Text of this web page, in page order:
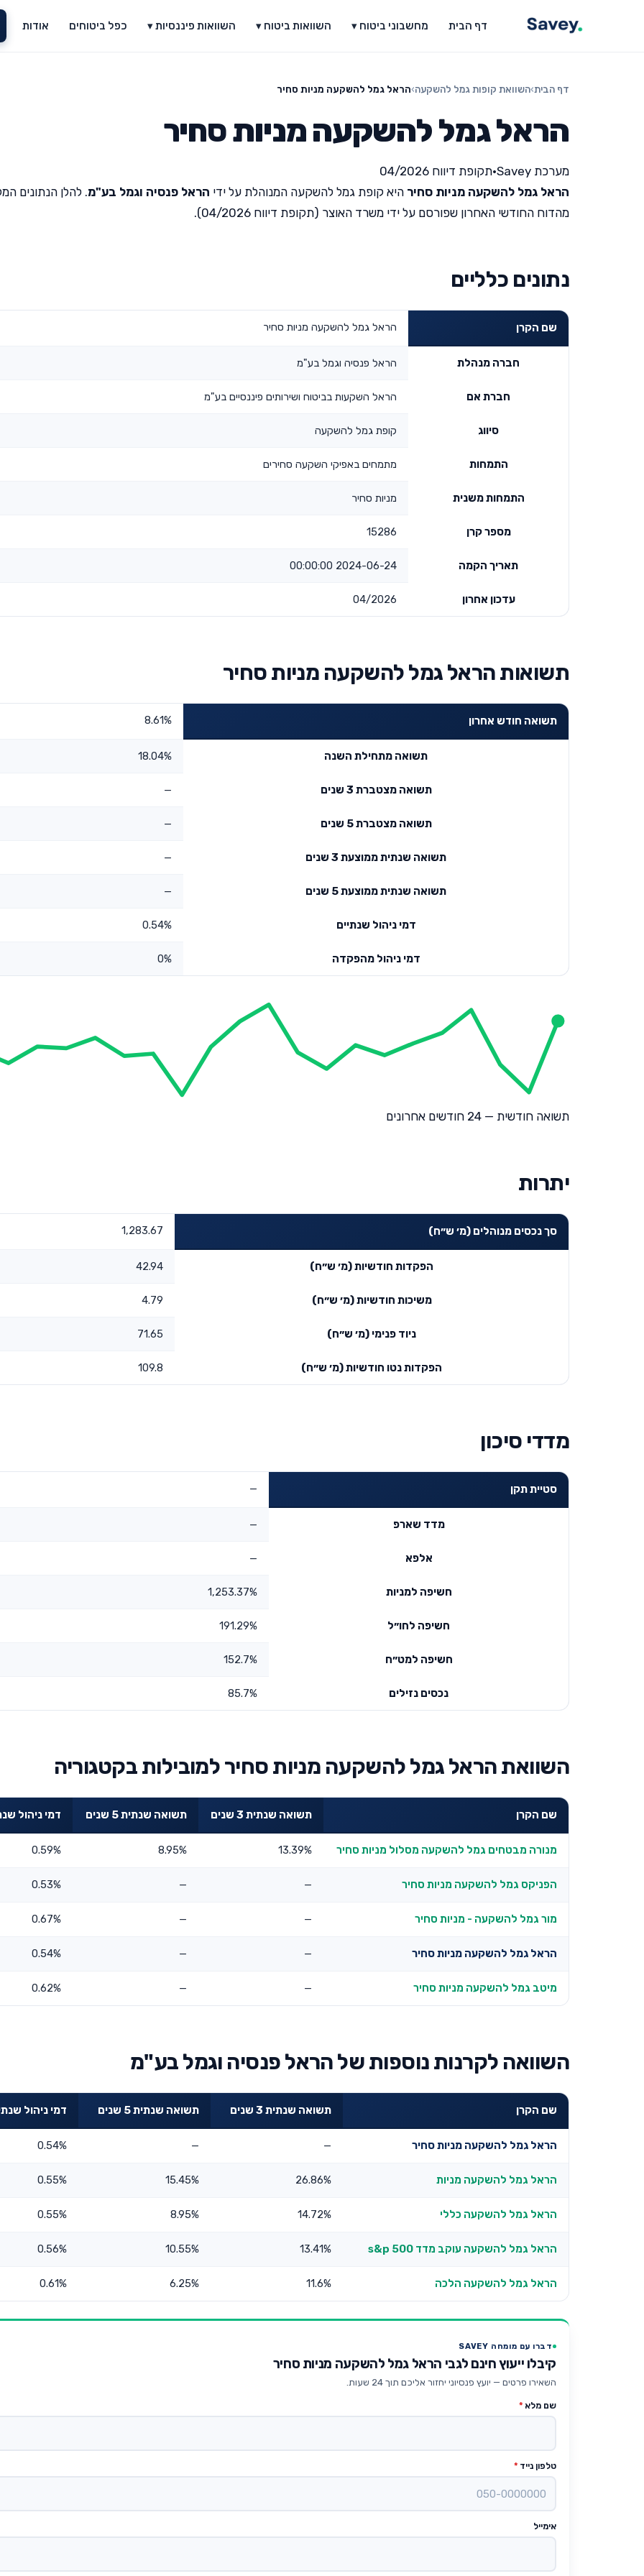
דף הבית מחשבוני ביטוח ▾ השוואות ביטוח ▾ השוואות פיננסיות ▾ כפל ביטוחים אודות
דף הבית›השוואת קופות גמל להשקעה›הראל גמל להשקעה מניות סחיר
הראל גמל להשקעה מניות סחיר
מערכת Savey •תקופת דיווח 04/2026
הראל גמל להשקעה מניות סחיר היא קופת גמל להשקעה המנוהלת על ידי הראל פנסיה וגמל בע"מ. להלן הנתונים
מהדוח החודשי האחרון שפורסם על ידי משרד האוצר (תקופת דיווח 04/2026).
נתונים כלליים
שם הקרן הראל גמל להשקעה מניות סחיר
חברה מנהלת הראל פנסיה וגמל בע"מ
חברת אם הראל השקעות בביטוח ושירותים פיננסיים בע"מ
סיווג קופת גמל להשקעה
התמחות מתמחים באפיקי השקעה סחירים
התמחות משנית מניות סחיר
מספר קרן 15286
תאריך הקמה 2024-06-24 00:00:00
עדכון אחרון 04/2026
תשואות הראל גמל להשקעה מניות סחיר
תשואה חודש אחרון 8.61%
תשואה מתחילת השנה 18.04%
תשואה מצטברת 3 שנים —
תשואה מצטברת 5 שנים —
תשואה שנתית ממוצעת 3 שנים —
תשואה שנתית ממוצעת 5 שנים —
דמי ניהול שנתיים 0.54%
דמי ניהול מהפקדה 0%
תשואה חודשית — 24 חודשים אחרונים
יתרות
סך נכסים מנוהלים (מ׳ ש״ח) 1,283.67
הפקדות חודשיות (מ׳ ש״ח) 42.94
משיכות חודשיות (מ׳ ש״ח) 4.79
ניוד פנימי (מ׳ ש״ח) 71.65
הפקדות נטו חודשיות (מ׳ ש״ח) 109.8
מדדי סיכון
סטיית תקן —
מדד שארפ —
אלפא —
חשיפה למניות 1,253.37%
חשיפה לחו״ל 191.29%
חשיפה למט״ח 152.7%
נכסים נזילים 85.7%
השוואת הראל גמל להשקעה מניות סחיר למובילות בקטגוריה
שם הקרן תשואה שנתית 3 שנים תשואה שנתית 5 שנים דמי ניהול
מנורה מבטחים גמל להשקעה מסלול מניות סחיר 13.39%
8.95%
0.59%
הפניקס גמל להשקעה מניות סחיר —
—
0.53%
מור גמל להשקעה - מניות סחיר —
—
0.67%
הראל גמל להשקעה מניות סחיר —
—
0.54%
מיטב גמל להשקעה מניות סחיר —
—
0.62%
השוואה לקרנות נוספות של הראל פנסיה וגמל בע"מ
שם הקרן תשואה שנתית 3 שנים תשואה שנתית 5 שנים דמי ניהול
הראל גמל להשקעה מניות סחיר —
—
0.54%
הראל גמל להשקעה מניות 26.86%
15.45%
0.55%
הראל גמל להשקעה כללי 14.72%
8.95%
0.55%
הראל גמל להשקעה עוקב מדד s&p 500 13.41%
10.55%
0.56%
הראל גמל להשקעה הלכה 11.6%
6.25%
0.61%
דברו עם מומחה SAVEY
קיבלו ייעוץ חינם לגבי הראל גמל להשקעה מניות סחיר
השאירו פרטים — יועץ פנסיוני יחזור אליכם תוך 24 שעות.
שם מלא *
טלפון נייד *
אימייל